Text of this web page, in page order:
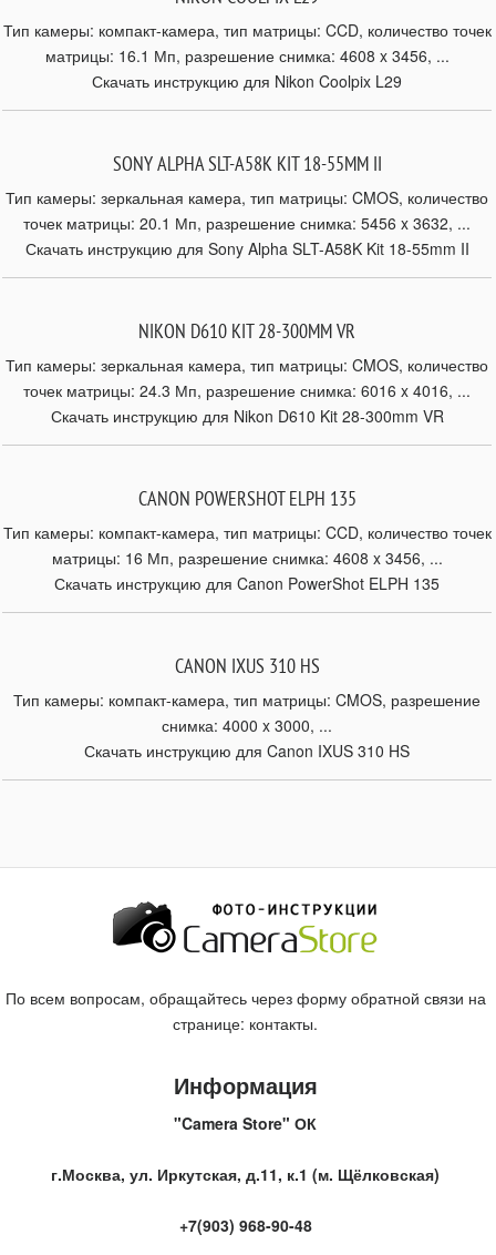
Тип камеры: компакт-камера, тип матрицы: CCD, количество точек
матрицы: 16.1 Мп, разрешение снимка: 4608 x 3456, ...
Скачать инструкцию для Nikon Coolpix L29
SONY ALPHA SLT-A58K KIT 18-55MM II
Тип камеры: зеркальная камера, тип матрицы: CMOS, количество
точек матрицы: 20.1 Мп, разрешение снимка: 5456 x 3632, ...
Скачать инструкцию для Sony Alpha SLT-A58K Kit 18-55mm II
NIKON D610 KIT 28-300MM VR
Тип камеры: зеркальная камера, тип матрицы: CMOS, количество
точек матрицы: 24.3 Мп, разрешение снимка: 6016 x 4016, ...
Скачать инструкцию для Nikon D610 Kit 28-300mm VR
CANON POWERSHOT ELPH 135
Тип камеры: компакт-камера, тип матрицы: CCD, количество точек
матрицы: 16 Мп, разрешение снимка: 4608 x 3456, ...
Скачать инструкцию для Canon PowerShot ELPH 135
CANON IXUS 310 HS
Тип камеры: компакт-камера, тип матрицы: CMOS, разрешение
снимка: 4000 x 3000, ...
Скачать инструкцию для Canon IXUS 310 HS
По всем вопросам, обращайтесь через форму обратной связи на
странице: контакты.
Информация
"Camera Store" ОК
г.Москва, ул. Иркутская, д.11, к.1 (м. Щёлковская)
+7(903) 968-90-48